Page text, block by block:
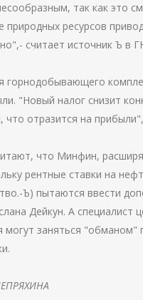
так как это
природных ресурсов
считает источник Ъ в
горнодобывающего
"Новый налог снизит
что отразится на
что Минфин,
рентные ставки на
Ъ) пытаются ввести
Дейкун. А специалист
могут заняться